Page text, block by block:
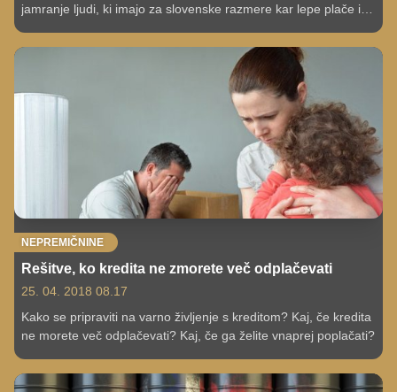
jamranje ljudi, ki imajo za slovenske razmere kar lepe plače in
mesec, kaj šele kaj privarčevati?
NEPREMIČNINE
Rešitve, ko kredita ne zmorete več odplačevati
25. 04. 2018 08.17
Kako se pripraviti na varno življenje s kreditom? Kaj, če kredita
ne morete več odplačevati? Kaj, če ga želite vnaprej poplačati?